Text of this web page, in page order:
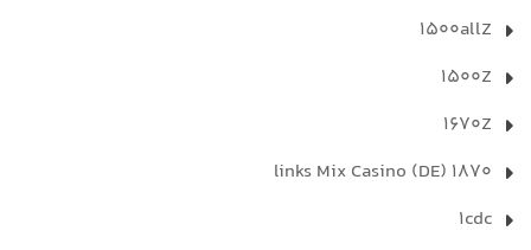
1500allZ
1500Z
1670Z
1870 links Mix Casino (DE)
1cdc